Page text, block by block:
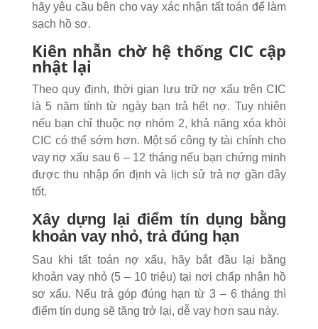
hãy yêu cầu bên cho vay xác nhận tất toán để làm
sạch hồ sơ.
Kiên nhẫn chờ hệ thống CIC cập
nhật lại
Theo quy định, thời gian lưu trữ nợ xấu trên CIC
là 5 năm tính từ ngày bạn trả hết nợ. Tuy nhiên
nếu bạn chỉ thuộc nợ nhóm 2, khả năng xóa khỏi
CIC có thể sớm hơn. Một số công ty tài chính cho
vay nợ xấu sau 6 – 12 tháng nếu bạn chứng minh
được thu nhập ổn định và lịch sử trả nợ gần đây
tốt.
Xây dựng lại điểm tín dụng bằng
khoản vay nhỏ, trả đúng hạn
Sau khi tất toán nợ xấu, hãy bắt đầu lại bằng
khoản vay nhỏ (5 – 10 triệu) tại nơi chấp nhận hồ
sơ xấu. Nếu trả góp đúng hạn từ 3 – 6 tháng thì
điểm tín dụng sẽ tăng trở lại, dễ vay hơn sau này.